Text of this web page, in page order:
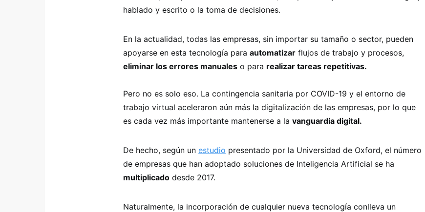
hablado y escrito o la toma de decisiones.
En la actualidad, todas las empresas, sin importar su tamaño o sector, pueden
apoyarse en esta tecnología para automatizar flujos de trabajo y procesos,
eliminar los errores manuales o para realizar tareas repetitivas.
Pero no es solo eso. La contingencia sanitaria por COVID-19 y el entorno de
trabajo virtual aceleraron aún más la digitalización de las empresas, por lo que
es cada vez más importante mantenerse a la vanguardia digital.
De hecho, según un estudio presentado por la Universidad de Oxford, el número
de empresas que han adoptado soluciones de Inteligencia Artificial se ha
multiplicado desde 2017.
Naturalmente, la incorporación de cualquier nueva tecnología conlleva un